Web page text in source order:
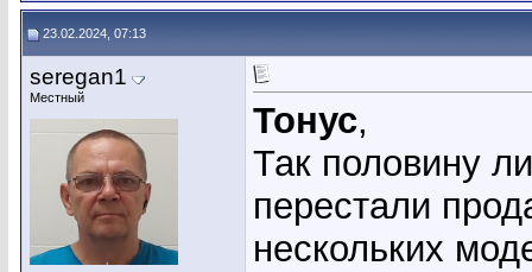
23.02.2024, 07:13
seregan1
Местный
Тонус,
Так половину
перестали
нескольких